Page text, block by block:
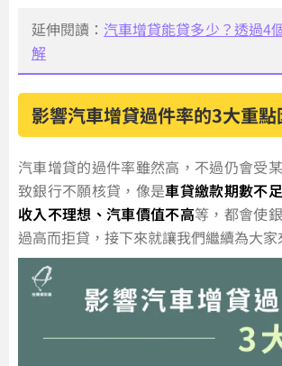
延伸閱讀： 汽車增貸能貸多少？透過4
解
影響汽車增貸過件率的3大重點
汽車增貸的過件率雖然高，不過仍會受
致銀行不願核貸，像是車貸繳款期數不足
收入不理想、汽車價值不高等，都會使
過高而拒貸，接下來就讓我們繼續為大家